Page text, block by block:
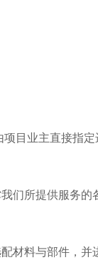
目业主直接指
们所提供服务的
材料与部件，并